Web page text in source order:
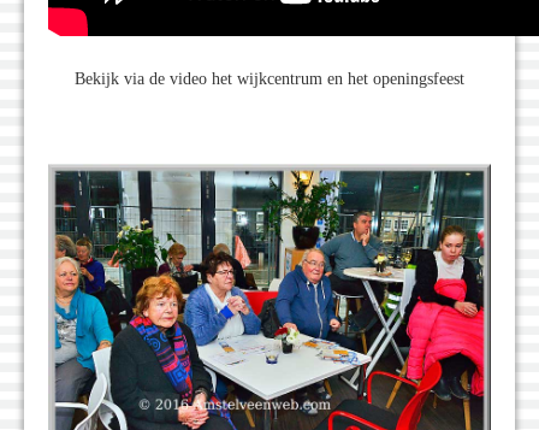
Bekijk via de video het wijkcentrum en het openingsfeest